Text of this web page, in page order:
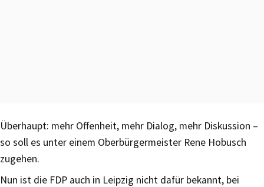
Überhaupt: mehr Offenheit, mehr Dialog, mehr Diskussion –
so soll es unter einem Oberbürgermeister Rene Hobusch
zugehen.
Nun ist die FDP auch in Leipzig nicht dafür bekannt, bei